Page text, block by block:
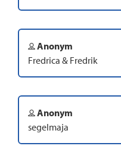
Anonym
Fredrica & Fredrik
Anonym
segelmaja